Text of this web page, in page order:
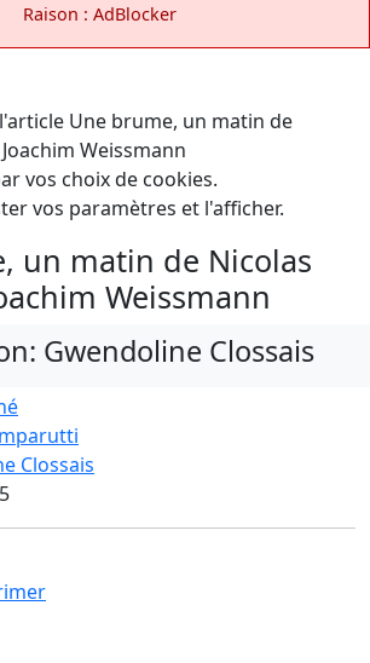
Raison : AdBlocker
vos choix de cookies.
vos paramètres et l'afficher.
un matin de Nicolas
Weissmann
Gwendoline Clossais
Clossais